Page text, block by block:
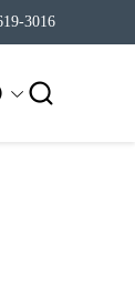
3016
